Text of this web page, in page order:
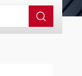
YC爆破片反拱带槽